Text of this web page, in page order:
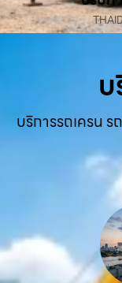
บริการรถเครน